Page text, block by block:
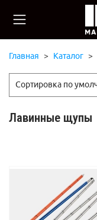
Главная Каталог
Лавинные щупы